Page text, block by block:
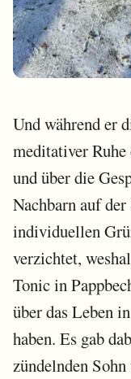
Und während er
meditativer
und über die
Nachbarn auf
individuellen
verzichtet,
Tonic in
über das Leben
haben. Es gab
zündelnden